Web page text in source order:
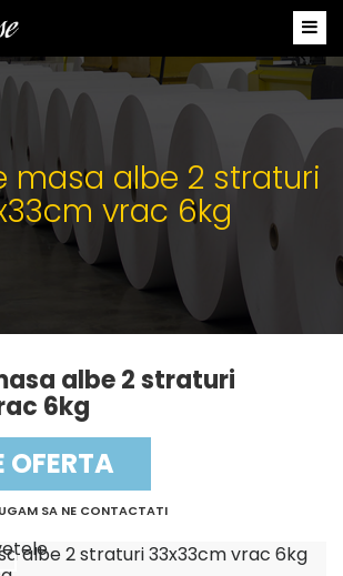
masa albe 2 straturi
vrac 6kg
albe 2 straturi
6kg
OFERTA
SA NE CONTACTATI